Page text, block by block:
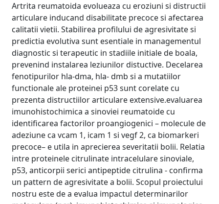
Artrita reumatoida evolueaza cu eroziuni si distructii
articulare inducand disabilitate precoce si afectarea
calitatii vietii. Stabilirea profilului de agresivitate si
predictia evolutiva sunt esentiale in managementul
diagnostic si terapeutic in stadiile initiale de boala,
prevenind instalarea leziunilor distuctive. Decelarea
fenotipurilor hla-dma, hla- dmb si a mutatiilor
functionale ale proteinei p53 sunt corelate cu
prezenta distructiilor articulare extensive.evaluarea
imunohistochimica a sinoviei reumatoide cu
identificarea factorilor proangiogenici – molecule de
adeziune ca vcam 1, icam 1 si vegf 2, ca biomarkeri
precoce– e utila in aprecierea severitatii bolii. Relatia
intre proteinele citrulinate intracelulare sinoviale,
p53, anticorpii serici antipeptide citrulina - confirma
un pattern de agresivitate a bolii. Scopul proiectului
nostru este de a evalua impactul determinarilor